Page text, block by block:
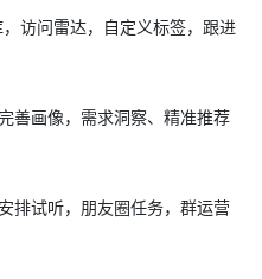
访问雷达，自定义标签，跟进
善画像，需求洞察、精准推荐
排试听，朋友圈任务，群运营